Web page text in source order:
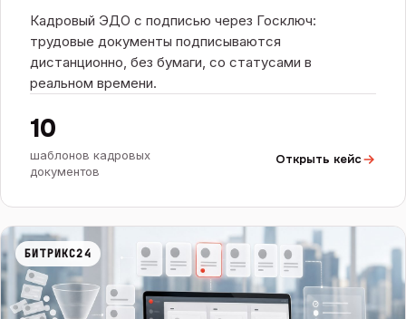
Кадровый ЭДО с подписью через Госключ:
трудовые документы подписываются
дистанционно, без бумаги, со статусами в
реальном времени.
10
шаблонов кадровых
документов
Открыть кейс
БИТРИКС24